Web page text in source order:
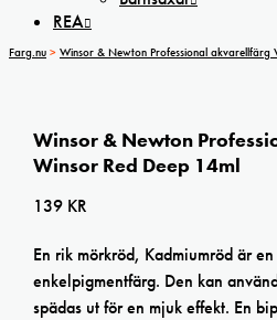
REA
Farg.nu > Winsor & Newton Professional akvarellfärg
Winsor & Newton
Winsor Red Deep 14ml
139 KR
En rik mörkröd, Kadmiumröd är
enkelpigmentfärg. Den kan
spädas ut för en mjuk effekt. En